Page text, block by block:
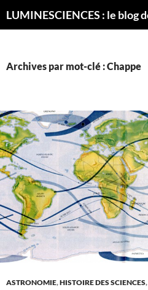
Archives par mot-clé : Chappe
ASTRONOMIE,HISTOIRE DES SCIENCES,